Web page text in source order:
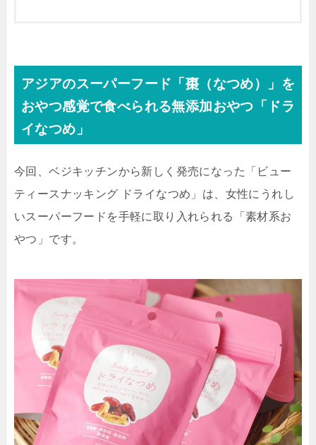
アジアのスーパーフード「棗（なつめ）」を
おやつ感覚で食べられる無添加おやつ「ドラ
イなつめ」
今回、ベジキッチンから新しく発売になった「ビュー
ティースナッキング ドライなつめ」は、女性にうれし
いスーパーフードを手軽に取り入れられる「素材系お
やつ」です。